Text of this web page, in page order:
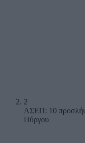
2
ΑΣΕΠ: 10
Πύργου